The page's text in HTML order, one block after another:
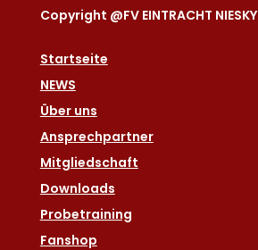
Copyright @FV EINTRACHT NIESKY
Startseite
NEWS
Über uns
Ansprechpartner
Mitgliedschaft
Downloads
Probetraining
Fanshop